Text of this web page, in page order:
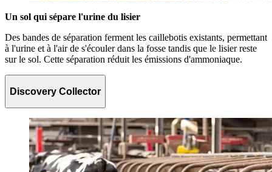
Un sol qui sépare l'urine du lisier
Des bandes de séparation ferment les caillebotis existants, permettant
à l'urine et à l'air de s'écouler dans la fosse tandis que le lisier reste
sur le sol. Cette séparation réduit les émissions d'ammoniaque.
Discovery Collector